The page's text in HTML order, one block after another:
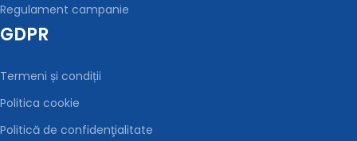
Regulament campanie
GDPR
Termeni și condiții
Politica cookie
Politică de confidenţialitate